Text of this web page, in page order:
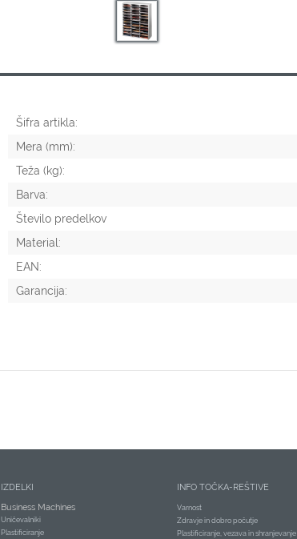
Šifra artikla:
Mera (mm):
Teža (kg):
Barva:
Število predelkov
Material:
EAN:
Garancija:
IZDELKI
Business Machines
Uničevalniki
Plastificiranje
INFO TOČKA-REŠTIVE
Varnost
Zdravje in dobro počutje
Plastificiranje, vezava in shranjevanje